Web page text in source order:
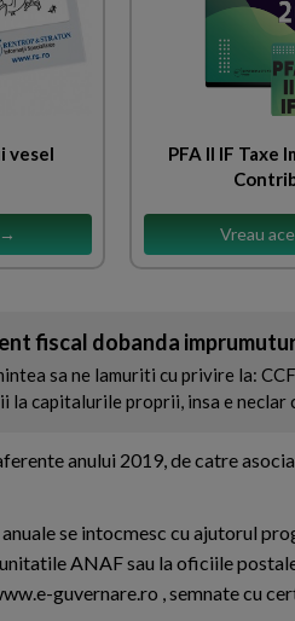
vesel
PFA II IF Taxe
Vreau
fiscal dobanda
sa ne lamuriti cu privire la:
la capitalurile proprii, insa e neclar
anului 2019, de catre
se intocmesc cu ajutorul
ANAF sau la oficiile
guvernare.ro , semnate cu